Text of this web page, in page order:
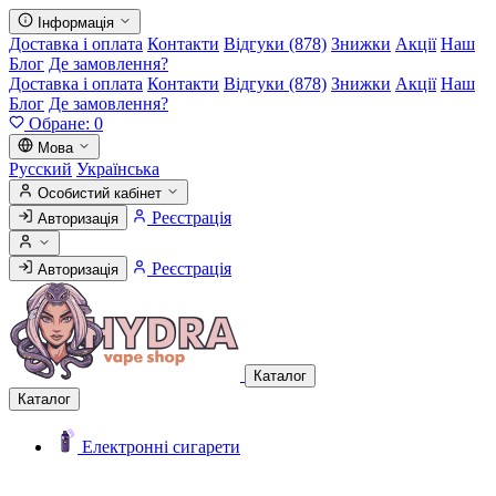
Інформація
Доставка і оплата Контакти Відгуки (878) Знижки Акції Наш
Блог Де замовлення?
Доставка і оплата Контакти Відгуки (878) Знижки Акції Наш
Блог Де замовлення?
Обране: 0
Мова
Русский Українська
Особистий кабінет
Авторизація
Реєстрація
Авторизація Реєстрація
Каталог
Каталог
Електронні сигарети